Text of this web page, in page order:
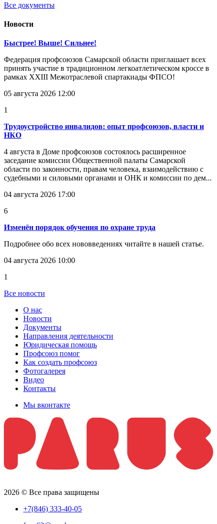
Все документы
Новости
Быстрее! Выше! Сильнее!
Федерация профсоюзов Самарской области приглашает всех
принять участие в традиционном легкоатлетическом кроссе в
рамках XXIII Межотраслевой спартакиады ФПСО!
05 августа 2026 12:00
1
Трудоустройство инвалидов: опыт профсоюзов, власти и
НКО
4 августа в Доме профсоюзов состоялось расширенное
заседание комиссии Общественной палаты Самарской
области по законности, правам человека, взаимодействию с
судебными и силовыми органами и ОНК и комиссии по дем...
04 августа 2026 17:00
6
Изменён порядок обучения по охране труда
Подробнее обо всех нововведениях читайте в нашей статье.
04 августа 2026 10:00
1
Все новости
О нас
Новости
Документы
Направления деятельности
Юридическая помощь
Профсоюз помог
Как создать профсоюз
Фотогалерея
Видео
Контакты
Мы вконтакте
2026 © Все права защищены
+7(846) 333-40-05